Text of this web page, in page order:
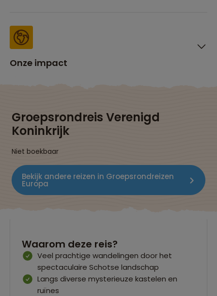
Onze impact
Groepsrondreis Verenigd
Koninkrijk
Niet boekbaar
Bekijk andere reizen in Groepsrondreizen
Europa
Waarom deze reis?
Veel prachtige wandelingen door het
spectaculaire Schotse landschap
Langs diverse mysterieuze kastelen en
ruïnes